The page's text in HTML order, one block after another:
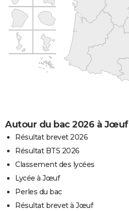
Autour du bac 2026 à Jœuf
Résultat brevet 2026
Résultat BTS 2026
Classement des lycées
Lycée à Jœuf
Perles du bac
Résultat brevet à Jœuf